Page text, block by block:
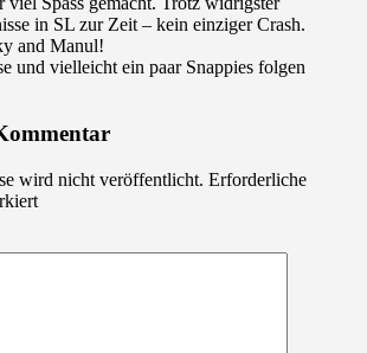
in SL zur Zeit – kein einziger Crash.
and Manul!
und vielleicht ein paar Snappies folgen
wird nicht veröffentlicht. Erforderliche